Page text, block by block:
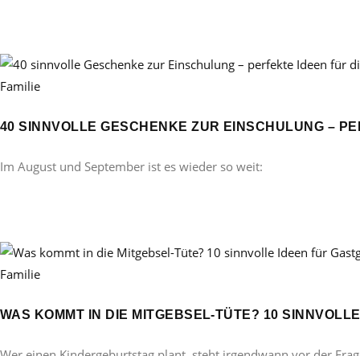
Familie
40 SINNVOLLE GESCHENKE ZUR EINSCHULUNG –
Im August und September ist es wieder so weit:
Familie
WAS KOMMT IN DIE MITGEBSEL-TÜTE? 10